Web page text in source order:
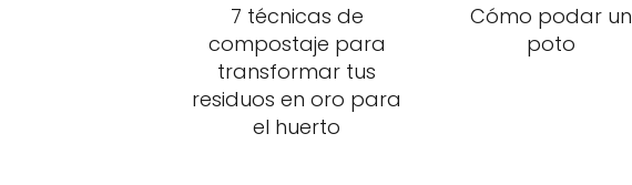
7 técnicas de
compostaje para
transformar tus
residuos en oro para
el huerto
Cómo podar un
poto